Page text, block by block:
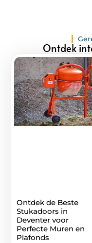
Ontdek
Ontdek de Beste
Stukadoors in
Deventer voor
Perfecte Muren en
Plafonds